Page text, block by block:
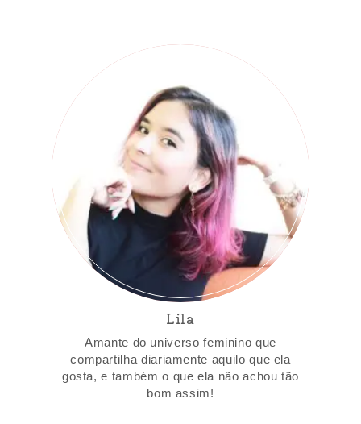
Lila
Amante do universo feminino que
compartilha diariamente aquilo que ela
gosta, e também o que ela não achou tão
bom assim!